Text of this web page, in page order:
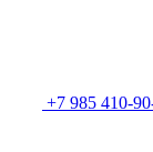
+7 985 410-